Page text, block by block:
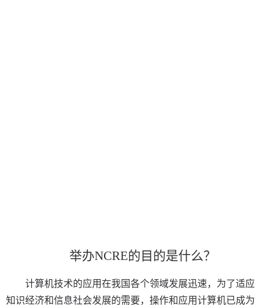
举办NCRE的目的是什么？
计算机技术的应用在我国各个领域发展迅速，为了适应
知识经济和信息社会发展的需要，操作和应用计算机已成为